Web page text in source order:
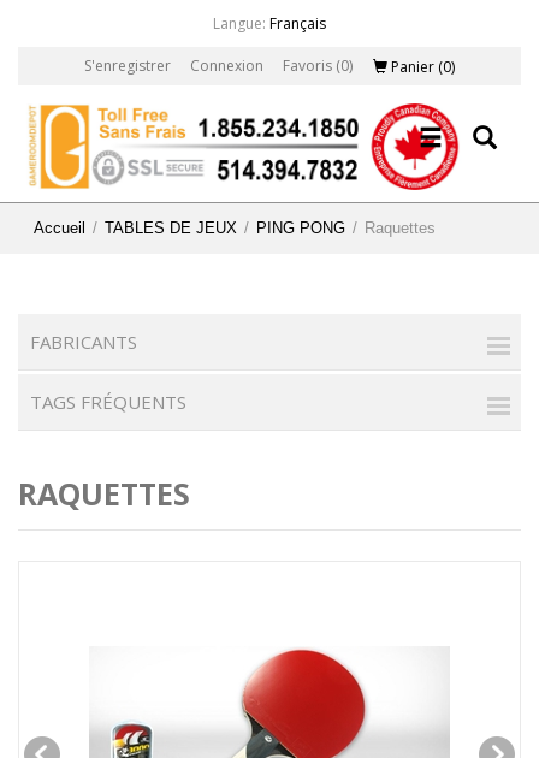
Langue: Français
S'enregistrer Connexion Favoris (0) Panier (0)
Accueil / TABLES DE JEUX / PING PONG / Raquettes
FABRICANTS
TAGS FRÉQUENTS
RAQUETTES